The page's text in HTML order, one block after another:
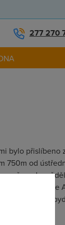
277 270
bylo přislíbeno
750m od
včera
26/27 Line
z práce